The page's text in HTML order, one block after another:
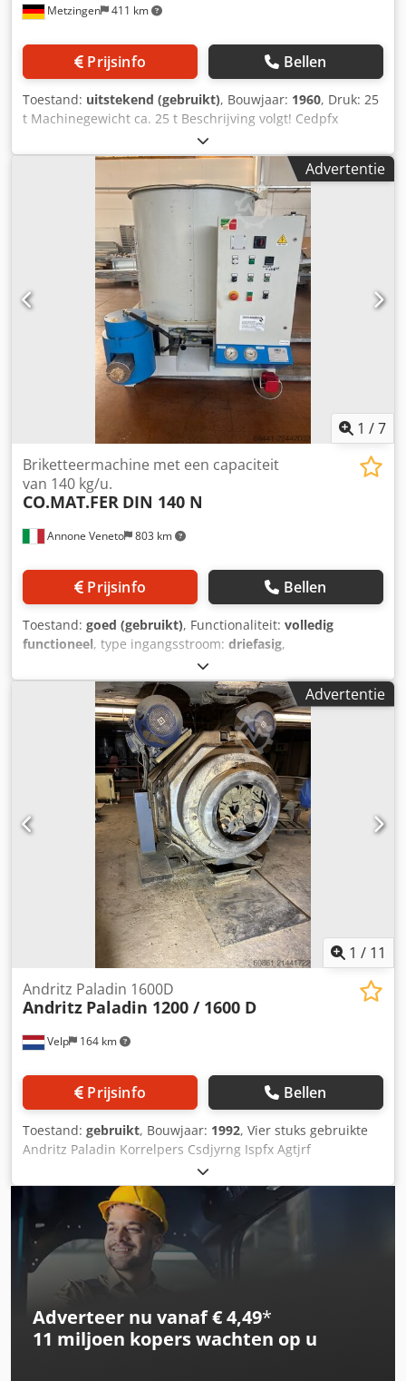
Metzingen 411 km
Prijsinfo Bellen
Toestand: uitstekend (gebruikt), Bouwjaar: 1960, Druk: 25
t Machinegewicht ca. 25 t Beschrijving volgt! Cedpfx
Advertentie
1 /7
Annone Veneto 803 km
Briketteermachine met een capaciteit
van 140 kg/u.
CO.MAT.FER DIN 140 N
Prijsinfo Bellen
Toestand: goed (gebruikt), Functionaliteit: volledig
functioneel, type ingangsstroom: driefasig,
, Brikettenpers, merk COMATFER,
type DIN 140 N, capaciteit 140 kg/uur, briketten met een
diameter van 70 mm. Crjdpfx Agjzp Rawstsf
Advertentie
1 / 11
Velp 164 km
Andritz Paladin 1600D
Andritz Paladin 1200 / 1600 D
Prijsinfo Bellen
Toestand: gebruikt, Bouwjaar: 1992, Vier stuks gebruikte
Andritz Paladin Korrelpers Csdjyrng Ispfx Agtjrf
Adverteer nu vanaf € 4,49*
11 miljoen koperswachten op u